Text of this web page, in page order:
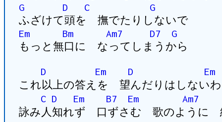
G
D C
G
ふざけて頭を 撫でたりしないで
Em
Bm Am7 D7
G
もっと無口に なってしまうから
D Em D
Em
これ以上の答えを 望んだりはしないわ
C D Em B7 Em
Am7
詠み人知れず 口ずさむ 歌のように